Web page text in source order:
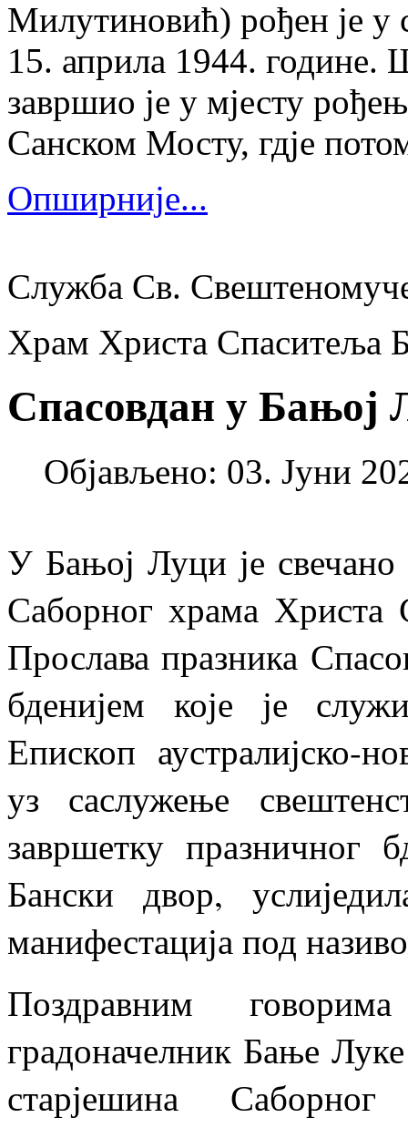
Милутиновић) рођен је у
15. априла 1944. године.
завршио је у мјесту
Санском Мосту, гдје
Опширније...
Служба Св.
Храм Христа Спаситеља
Спасовдан у Бањој
Објављено: 03. Јуни
У Бањој Луци је
Саборног храма Христа
Прослава празника
бденијем које је
Епископ аустралијско-
уз саслужење
завршетку празничног
Бански двор,
манифестација под
Поздравним
градоначелник Бање
старјешина